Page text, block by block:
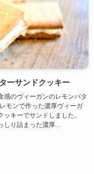
ーサンドクッキー
感のヴィーガンのレモンバタ
モンで作った濃厚ヴィーガ
キーでサンドしました。
しり詰まった濃厚...